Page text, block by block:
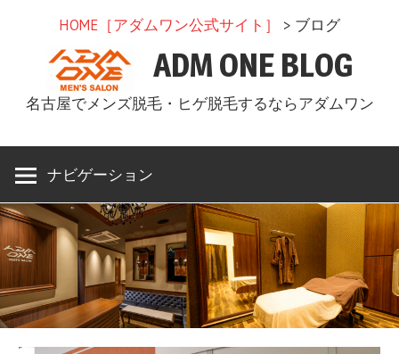
へ
ッ
プ
HOME［アダムワン公式サイト］ > ブログ
ADM ONE BLOG
名古屋でメンズ脱毛・ヒゲ脱毛するならアダムワン
ナビゲーション